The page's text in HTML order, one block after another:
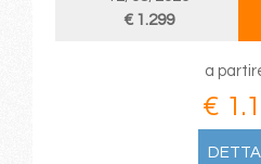
€ 1.299
a
€